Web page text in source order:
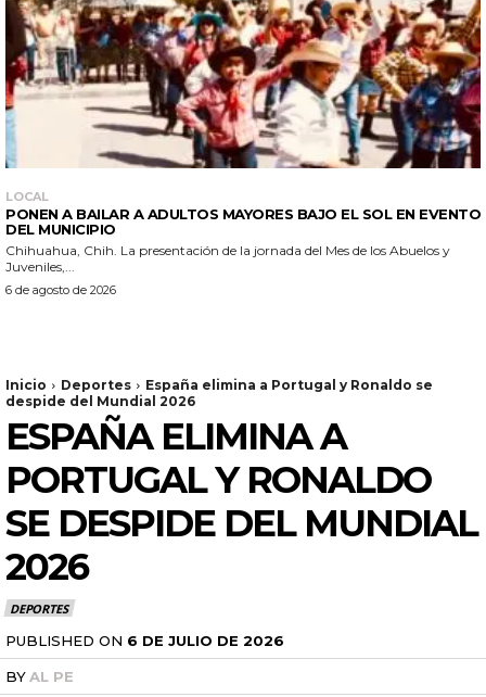
LOCAL
PONEN A BAILAR A ADULTOS MAYORES BAJO EL SOL EN EVENTO
DEL MUNICIPIO
Chihuahua, Chih. La presentación de la jornada del Mes de los Abuelos y
Juveniles,...
6 de agosto de 2026